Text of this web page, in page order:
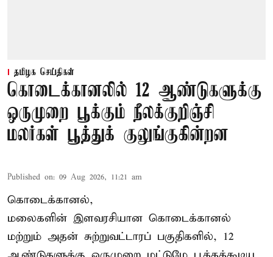
தமிழக செய்திகள்
கொடைக்கானலில் 12 ஆண்டுகளுக்கு
ஒருமுறை பூக்கும் நீலக்குறிஞ்சி
மலர்கள் பூத்துக் குலுங்குகின்றன
Published on: 09 Aug 2026, 11:21 am
கொடைக்கானல்,
மலைகளின் இளவரசியான கொடைக்கானல்
மற்றும் அதன் சுற்றுவட்டாரப் பகுதிகளில், 12